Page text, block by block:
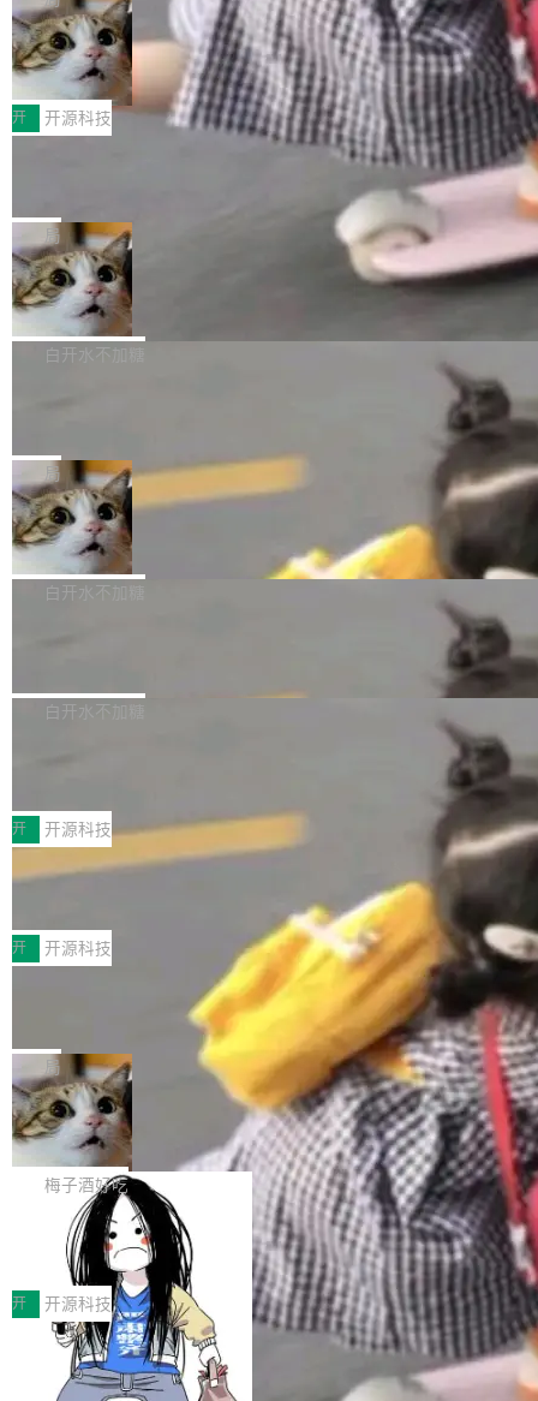
哪些组合有效，作者说，你得靠"文档、校验、或
者部落知识"。 换个写法。Rust 的 enum，两个
变体：Switchable...
有科技公司做的一样。只不过，实际上它不一
样。这是 Sandstorm.io 的重制版，我十年前的
那个创业公司。不同的是，这次它构建在 Cloudf
lare Workers 上——我花了九年时间搭建的平台
——并且深度集成了 AI。这基本上是我十年秘密
Workers 和 Durable Objects 的守护进程。 设
计思路很直接：每个对象是一个独立的 SQLite
数据库，按名称寻址，复制到你自己的 S3 兼容
存储库里。节点之间只通过这个存储库协调——
没有控制平面，没有共识协议。每个对象自带一
个小型数据库，应用天然按分片构建，单个数据
库的竞争和爆炸半径问题在设计层面就被消除
了。 闲置的 cell 会休眠到几乎不占资源。当 cel
l 迁移或唤醒时，新宿主从 S3 恢复 SQLite 数据
库继续执行。存储库是持久化的唯一真相...
鲁大师7月新机性能/流畅/AI榜：vivo夺
性能、流畅双第一，三星Galaxy Z系列
新折叠缺席
2026年7月的手机市场，由于存储等硬件成本暴
增，手机厂商的日子也不好过啊，新机速度明显
放缓，因此硝烟味淡了许多。新机参数规格除开
高价的三星折叠（三星Galaxy Z Fold8 Ultra / Z
Fold8 / Z Flip8）外，其余要么是中低端机器，
例如iQOO Z11i、REDMI Note 17、REDMI No
te 17 Pro、OPPO K15，要么是vivo X300 E这
样的次旗舰。 Galaxy Z Fold8 Ultra / Z Fold8 /
Z Flip8三款折叠屏新机均在7月22日发布，且全
部搭载骁龙8 Elite Gen5 for Galaxy，它们本该
开 开源科技
Zed 编辑器团队发布了新项目——DeltaDB，一
个在 git commit 之间记录每一次编辑操作的版
本控制系统。目前处于 Early Access 阶段。 De
ltaDB 的核心思路直接写在 landing page 最显
眼的位置：「Software is made between com
mits」——软件是在 commit 之间写出来的。git
是把这段空隙补上。 回退到任何一次编辑：Delt
aDB 捕获 commit 之间的每一次操作，...
局
SpaceXAI 单季资本开支达 183 亿美元
根据风险投资人Tomer Tunguz 博客（VC 分
析）披露的最新分析与第二季度业绩报告，Spac
微软同期总资本开支的四成。 与亚马逊、Alpha
bet、微软以及 Meta 等传统科技巨头相比，Spa
ceXAI的资金消耗速度尤为引人瞩目。然而，支
撑庞大支出的资金来源却呈现出截然不同的面
貌。数据显示，微软和 Meta 主要依托充沛的经
白开水不加糖
一个在终端里运行的编程 agent；Muse Spark
1.2，驱动这个 agent 的新模型。一句话概括：
你可以用 curl -fsSL https://dev.meta.ai/install.
sh | bash 安装一个能在大项目里自动规划、写
代码、验证结果的 AI 终端工具。 据介绍，Muse
个主 agent 循环，外加一组后台 agent。这些后
局
美团开源 LoHoSearch，用知识图谱校
准 AI 能力认知
机器出题的前提，是让机器拥有全局视野。整个
构建流程可以分为四个环节：建图 → 控制难度
白开水不加糖
库，并将作为transport接入Mooncake TENT。
MPComm将作为一种传输引擎接入Mooncake T
ENT，实现零拷贝传输性能提升30%、非零拷贝
传输性能最高提升5倍。UCL-MPComm底层基
于自研UCL-Engine通信引擎，后续腾讯网平将
持续开源更多基于UCL-Engine的高性能通信组
件。 腾讯网平团队在UCL-MPComm中实现了一
个独立于业务线程的全局通信引擎（Engine），
白开水不加糖
型案例入选名单》，深信服“面向企业研发场景的
开源 AI 编程平台 CoStrict 应用”凭借卓越的技术
创新与落地成效成功入选。 全链路私有化部署，
助力企业AI研发安全落地 当前，越来越多企业已
经开始引入 AI Coding 工具，通过调用公有云模
型或企业内部部署模型提升研发效率。但随着 AI
Coding 从个人辅助工具逐步走向团队级、组织
级应用，企业在规模化落地过程中，对安全性、
可控性和代码质量提出了更高要求。 首先是数据
安全与合规要求。对于大多数普通研发场景，公
有云模型能够满足快速试用和效率提升的需求。
但对于金融、能源、医疗等对数据安全要求较...
开 开源科技
深信服AI算力网关入选工信部人工智能
前不久，工业和信息化部正式发布《2025年人工
智能应用典型案例名单》，集中展示人工智能在
各领域的应用成果，覆盖技术底座、行业赋能、
产品应用、支撑保障、专题等五大方向。深信服
AI算力网关（AI创新平台）成功入选！ 随着各行
各业的Agent走向规模化建设，算力构成形态逐
渐丰富，用户关注的重点也在发生变化：不只是
让AI用起来，还要进一步看清混合算力时代下，
Token花在哪里、算力是否被充分利用，以及持
续增长的AI成本该如何优化。 深信服AI算力网关
正是围绕这些实际问题，从Token治理和成本治
理两个方面，让用户的每一份算力都看得清、管
得住、用得稳、省得下、更安全！ 一、从现在开
始，Token使用一目...
开 开源科技
Jeff Dean 离开 Google：一个时代的结
束，一个实验室的开始
Google 员工编号 20。MapReduce 作者之一。
Bigtable 作者之一。TensorFlow 的作者之一。
Gemini 的架构师。Google 首席科学家。 Jeff D
ean 在 Google 工作了 27 年后，宣布离职。 他
不是一个人走。一同离开的还有 Sanjay Ghema
wat（Google 员工编号 23，Jeff Dean 二十多
年的编程搭档，MapReduce 和 Bigtable 的共同
作者）、Quoc Le（Google 大脑核心成员，Se
q2Seq 和 DocAI 的共同发明人）以及 Oriol Vin
yals（Gemini 联合负责人，AlphaSta...
局
🔥 SolonCode v2026.8.4 发布：界面
字体可调、22 种语言、记忆搜索增强
打开终端就能上岗的全中文编码智能体，这一轮
把「看得清、用母语、记得住」三件事一次补
齐。 SolonCode 是什么 SolonCode 是杭州无
耳科技研发的企业级终端编码智能体——一位全
中文驱动的数字员工，自主理解需求、规划步
骤、编写代码。不挑模型、不挑平台，curl 一行
装完即用。 开源地址：Gitee · GitCode · GitHu
b 安装 支持 Java 8+（8~26）、macOS / Linu
x / Windows / Harmony PC。 # macOS / Linu
梅子酒好吃
让“代码语义理解”深度释放AI Coding
价值潜能：华为云码道（CodeArts）
代码仓技术解析
一、代码仓深度理解技术的作用与价值 在软件工
程实践中，代码仓是企业核心知识资产的主要载
体。企业级代码仓库通常包含数十万乃至数百万
个文件，其规模远超单次模型调用可承载的上下
文窗口。随着项目规模的持续扩张与代码历史的
开 开源科技
一条“删库”命令跑 17 小时，算法工程
师删光 89TB 数据只为干私活
最高人民检察院8月4日公布了一起案件：北京一